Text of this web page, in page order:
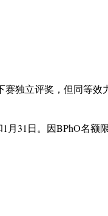
独立评奖，但同等效
月31日。因BPhO名额